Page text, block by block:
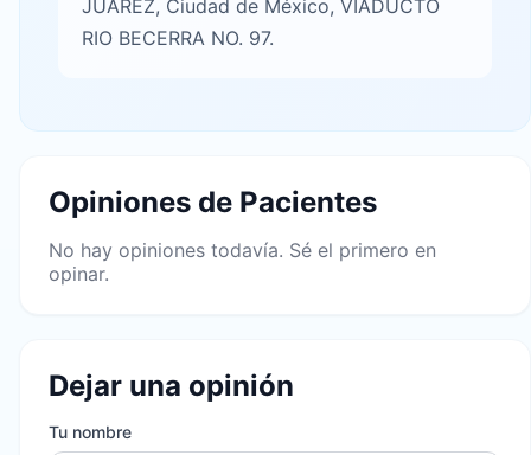
JUÁREZ, Ciudad de México, VIADUCTO
RIO BECERRA NO. 97.
Opiniones de Pacientes
No hay opiniones todavía. Sé el primero en
opinar.
Dejar una opinión
Tu nombre